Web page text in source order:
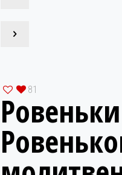
81